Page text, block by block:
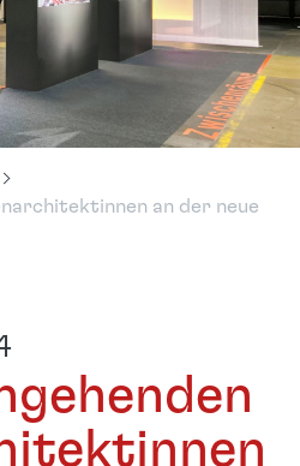
an der neue